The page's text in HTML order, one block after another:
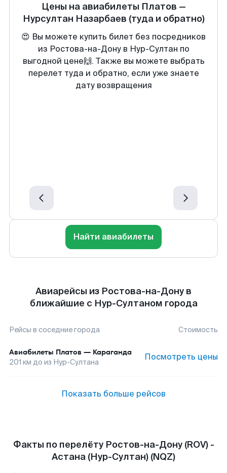
Цены на авиабилеты Платов —
Нурсултан Назарбаев (туда и обратно)
😍 Вы можете купить билет без посредников
из Ростова-на-Дону в Нур-Султан по
выгодной цене🙌. Также вы можете выбрать
перелет туда и обратно, если уже знаете
дату возвращения
Найти авиабилеты
Авиарейсы из Ростова-на-Дону в
ближайшие с Нур-Султаном города
Рейсы в соседние города Стоимость
Авиабилеты Платов — Караганда
201 км до из Нур-Султана Посмотреть цены
Показать больше рейсов
Факты по перелёту Ростов-на-Дону (ROV) -
Астана (Нур-Султан) (NQZ)